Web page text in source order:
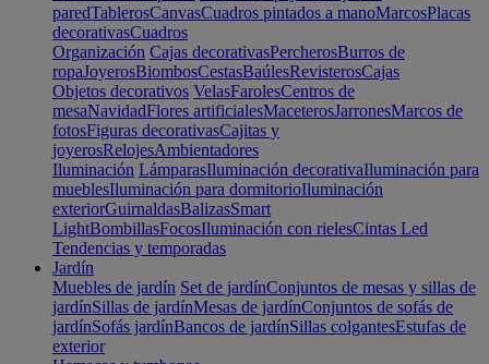
paredTablerosCanvasCuadros pintados a manoMarcosPlacas
decorativasCuadros
Organización Cajas decorativasPercherosBurros de
ropaJoyerosBiombosCestasBaúlesRevisterosCajas
Objetos decorativos VelasFarolesCentros de
mesaNavidadFlores artificialesMaceterosJarronesMarcos de
fotosFiguras decorativasCajitas y
joyerosRelojesAmbientadores
Iluminación LámparasIluminación decorativaIluminación para
mueblesIluminación para dormitorioIluminación
exteriorGuirnaldasBalizasSmart
LightBombillasFocosIluminación con rielesCintas Led
Tendencias y temporadas
Jardín
Muebles de jardín Set de jardínConjuntos de mesas y sillas de
jardínSillas de jardínMesas de jardínConjuntos de sofás de
jardínSofás jardínBancos de jardínSillas colgantesEstufas de
exterior